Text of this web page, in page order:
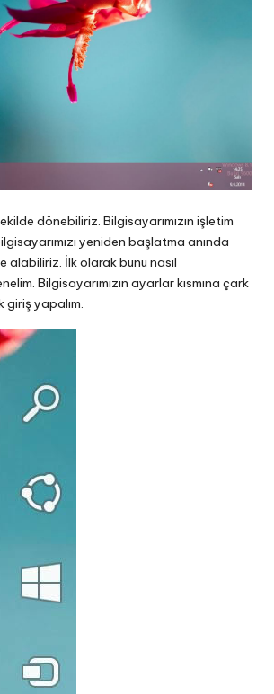
dönebiliriz. Bilgisayarımızın işletim
yeniden başlatma anında
alabiliriz. İlk olarak bunu nasıl
Bilgisayarımızın ayarlar kısmına çark
giriş yapalım.